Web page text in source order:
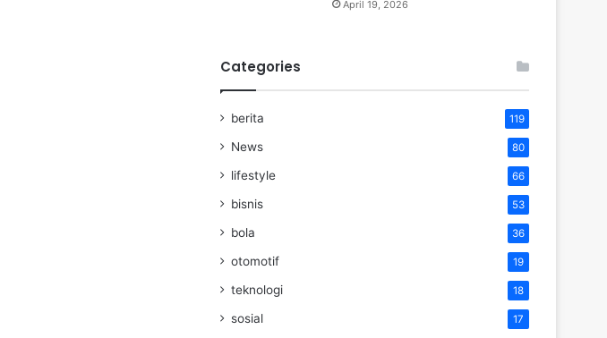
April 19, 2026
Categories
berita 119
News 80
lifestyle 66
bisnis 53
bola 36
otomotif 19
teknologi 18
sosial 17